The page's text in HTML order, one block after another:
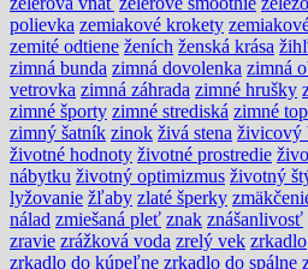
polievka zemiakové krokety
zemité odtiene ženích ženská krása
zimná bunda zimná dovolenka zimná
vetrovka zimná záhrada zimné hrušky
zimné športy zimné strediská zimné
zimný šatník zinok živá stena živicový
životné hodnoty životné prostredie
nábytku životný optimizmus životný
lyžovanie žľaby zlaté šperky
nálad zmiešaná pleť znak znášanlivosť
zravie zrážková voda zrelý vek zrkadlo
zrkadlo do kúpeľne zrkadlo do spálne